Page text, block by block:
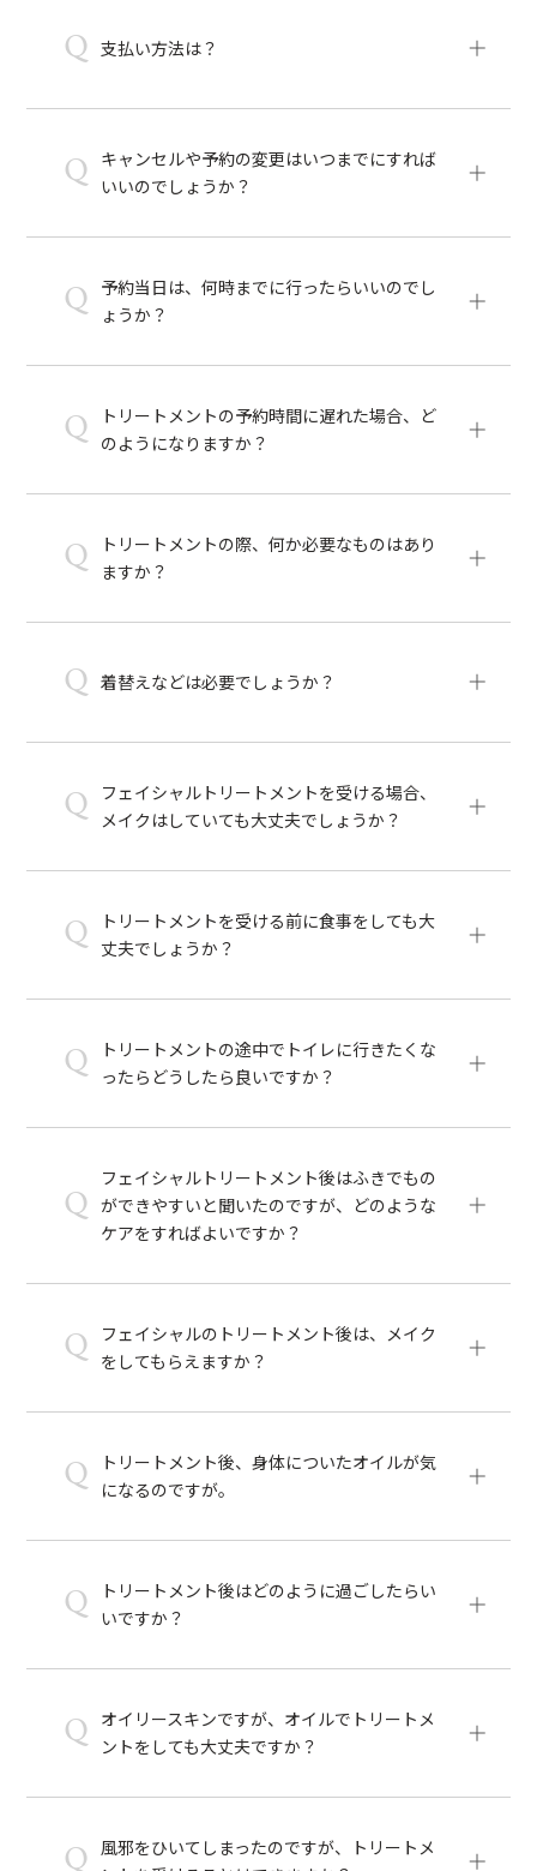
Q 支払い方法は？
Q キャンセルや予約の変更はいつまでにすれば
いいのでしょうか？
Q 予約当日は、何時までに行ったらいいのでし
ょうか？
Q
トリートメントの予約時間に遅れた場合、ど
のようになりますか？
Q
トリートメントの際、何か必要なものはあり
ますか？
Q 着替えなどは必要でしょうか？
Q
フェイシャルトリートメントを受ける場合、
メイクはしていても大丈夫でしょうか？
Q
トリートメントを受ける前に食事をしても大
丈夫でしょうか？
Q
トリートメントの途中でトイレに行きたくな
ったらどうしたら良いですか？
Q
フェイシャルトリートメント後はふきでもの
ができやすいと聞いたのですが、どのような
ケアをすればよいですか？
Q
フェイシャルのトリートメント後は、メイク
をしてもらえますか？
Q
トリートメント後、身体についたオイルが気
になるのですが。
Q
トリートメント後はどのように過ごしたらい
いですか？
Q オイリースキンですが、オイルでトリートメ
ントをしても大丈夫ですか？
Q 風邪をひいてしまったのですが、トリートメ